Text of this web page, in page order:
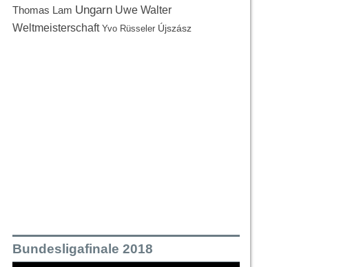
Thomas Lam Ungarn Uwe Walter
Weltmeisterschaft Yvo Rüsseler Újszász
Bundesligafinale 2018